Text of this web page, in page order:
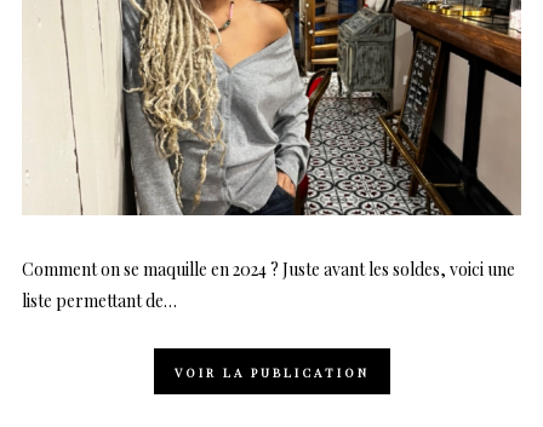
Comment on se maquille en 2024 ? Juste avant les soldes, voici une
liste permettant de…
VOIR LA PUBLICATION